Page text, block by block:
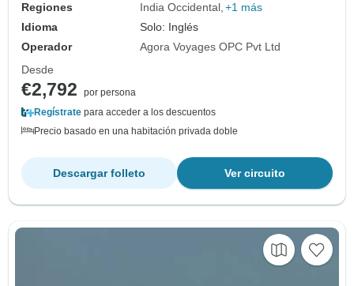
Regiones
India Occidental +1 más
Idioma
Solo: Inglés
Operador
Agora Voyages OPC Pvt Ltd
Desde
€2,792
por persona
Regístrate para acceder a los descuentos
Precio basado en una habitación privada doble
Ver circuito
Descargar folleto